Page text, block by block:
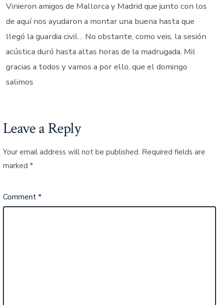
Vinieron amigos de Mallorca y Madrid que junto con los
de aquí nos ayudaron a montar una buena hasta que
llegó la guardia civil… No obstante, como veis, la sesión
acústica duró hasta altas horas de la madrugada. Mil
gracias a todos y vamos a por ello, que el domingo
salimos
Leave a Reply
Your email address will not be published. Required fields are
marked *
Comment*